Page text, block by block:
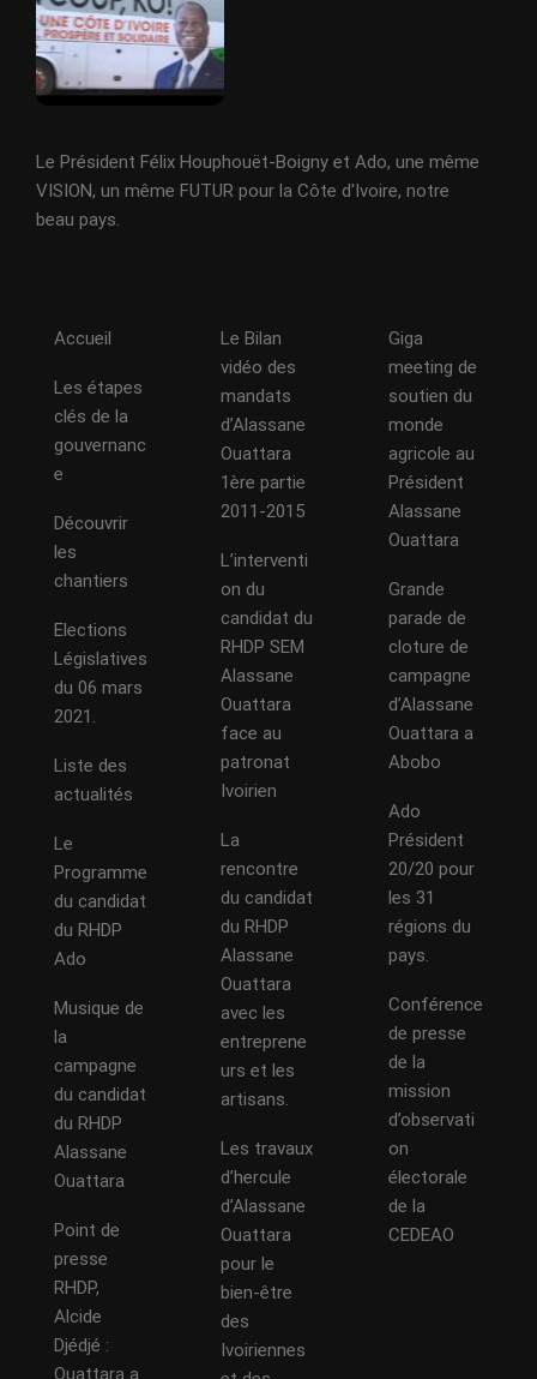
Le Président Félix Houphouët-Boigny et Ado, une même
VISION, un même FUTUR pour la Côte d'Ivoire, notre
beau pays.
Accueil
Les étapes
clés de la
gouvernanc
e
Découvrir
les
chantiers
Elections
Législatives
du 06 mars
2021.
Liste des
actualités
Le
Programme
du candidat
du RHDP
Ado
Musique de
la
campagne
du candidat
du RHDP
Alassane
Ouattara
Point de
presse
RHDP,
Alcide
Djédjé :
Ouattara a
Le Bilan
vidéo des
mandats
d’Alassane
Ouattara
1ère partie
2011-2015
L’interventi
on du
candidat du
RHDP SEM
Alassane
Ouattara
face au
patronat
Ivoirien
La
rencontre
du candidat
du RHDP
Alassane
Ouattara
avec les
entreprene
urs et les
artisans.
Les travaux
d’hercule
d’Alassane
Ouattara
pour le
bien-être
des
Ivoiriennes
Giga
meeting de
soutien du
monde
agricole au
Président
Alassane
Ouattara
Grande
parade de
cloture de
campagne
d’Alassane
Ouattara a
Abobo
Ado
Président
20/20 pour
les 31
régions du
pays.
Conférence
de presse
de la
mission
d’observati
on
électorale
de la
CEDEAO